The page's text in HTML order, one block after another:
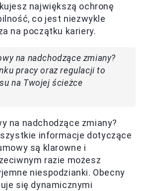
największą ochronę
co jest niezwykle
na początku kariery.
na nadchodzące zmiany?
pracy oraz regulacji to
na Twojej ścieżce
na nadchodzące zmiany?
informacje dotyczące
są klarowne i
razie możesz
niespodzianki. Obecny
się dynamicznymi